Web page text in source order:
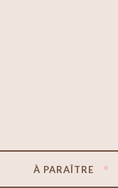
À PARAÎTRE